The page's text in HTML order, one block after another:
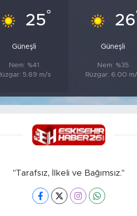
25°
Güneşli
Nem: %41
5.89 m/s
26
Güneşli
Nem: %35
Rüzgar: 6.00
"Tarafsız, İlkeli ve Bağımsız."